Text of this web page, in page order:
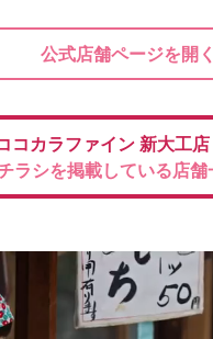
公式店舗ページを開く
コカラファイン 新大工店
ラシを掲載している店舗